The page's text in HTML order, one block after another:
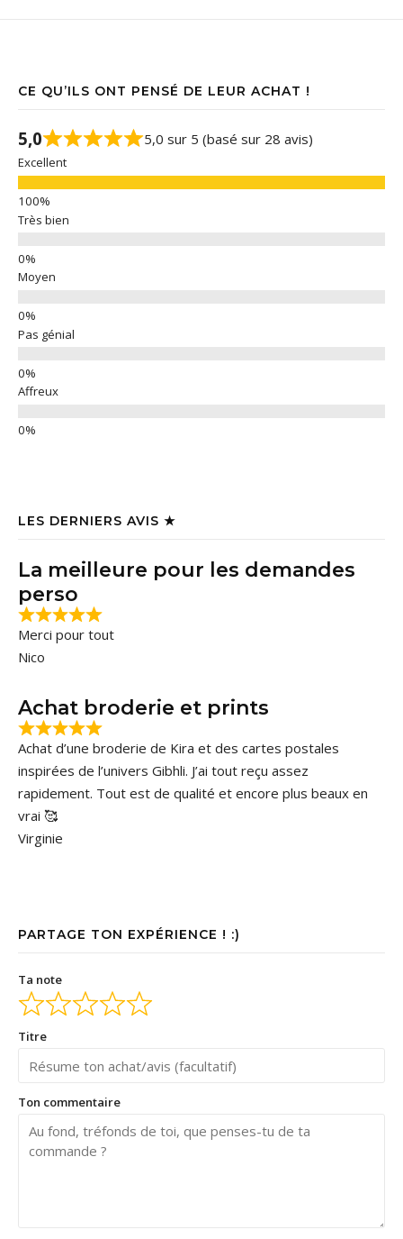
CE QU’ILS ONT PENSÉ DE LEUR ACHAT !
5,0 5,0 sur 5 (basé sur 28 avis)
Excellent
Très bien
Moyen
Pas génial
Affreux
LES DERNIERS AVIS ★
La meilleure pour les demandes
perso
Merci pour tout
Nico
Achat broderie et prints
Achat d’une broderie de Kira et des cartes postales
inspirées de l’univers Gibhli. J’ai tout reçu assez
rapidement. Tout est de qualité et encore plus beaux en
vrai 🥰
Virginie
PARTAGE TON EXPÉRIENCE ! :)
Ta note
Titre
Ton commentaire